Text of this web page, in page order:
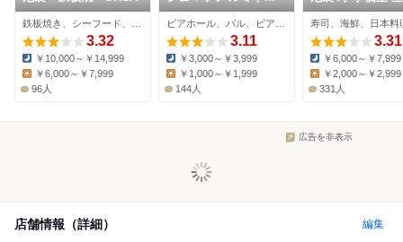
3.32
Dinner:
￥10,000～￥14,999
Lunch:
￥6,000～￥7,999
96人
袋
3.11
Dinner:
￥3,000～￥3,999
￥1,000～￥1,999
144人
寿司、海鮮、日本料
3.31
Dinner:
￥6,000～￥7,999
￥2,000～￥2,999
331人
広告を非表示
店舗情報（詳細） 編集